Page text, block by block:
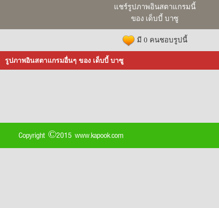
แชร์รูปภาพอินสตาแกรมนี้
ของ เด็บบี้ บาซู
มี 0 คนชอบรูปนี้
รูปภาพอินสตาแกรมอื่นๆ ของ เด็บบี้ บาซู
Copyright ©2015 www.kapook.com